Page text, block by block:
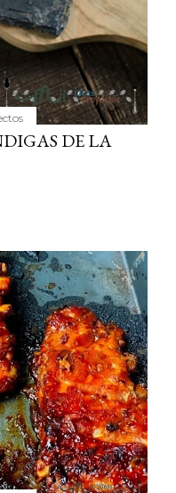
DE LA